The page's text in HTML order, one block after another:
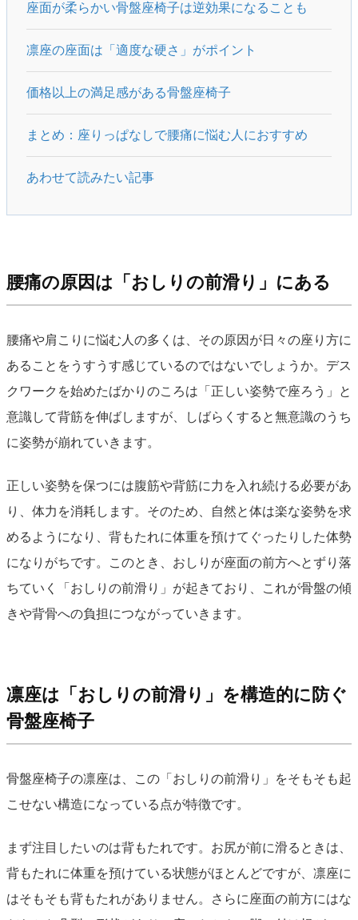
座面が柔らかい骨盤座椅子は逆効果になることも
凛座の座面は「適度な硬さ」がポイント
価格以上の満足感がある骨盤座椅子
まとめ：座りっぱなしで腰痛に悩む人におすすめ
あわせて読みたい記事
腰痛の原因は「おしりの前滑り」にある
腰痛や肩こりに悩む人の多くは、その原因が日々の座り方に
あることをうすうす感じているのではないでしょうか。デス
クワークを始めたばかりのころは「正しい姿勢で座ろう」と
意識して背筋を伸ばしますが、しばらくすると無意識のうち
に姿勢が崩れていきます。
正しい姿勢を保つには腹筋や背筋に力を入れ続ける必要があ
り、体力を消耗します。そのため、自然と体は楽な姿勢を求
めるようになり、背もたれに体重を預けてぐったりした体勢
になりがちです。このとき、おしりが座面の前方へとずり落
ちていく「おしりの前滑り」が起きており、これが骨盤の傾
きや背骨への負担につながっていきます。
凛座は「おしりの前滑り」を構造的に防ぐ
骨盤座椅子
骨盤座椅子の凛座は、この「おしりの前滑り」をそもそも起
こせない構造になっている点が特徴です。
まず注目したいのは背もたれです。お尻が前に滑るときは、
背もたれに体重を預けている状態がほとんどですが、凛座に
はそもそも背もたれがありません。さらに座面の前方にはな